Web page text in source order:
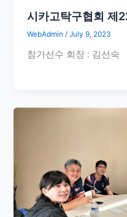
시카고탁구협회 제
WebAdmin/July 9, 2023
참가선수 회장 : 김선